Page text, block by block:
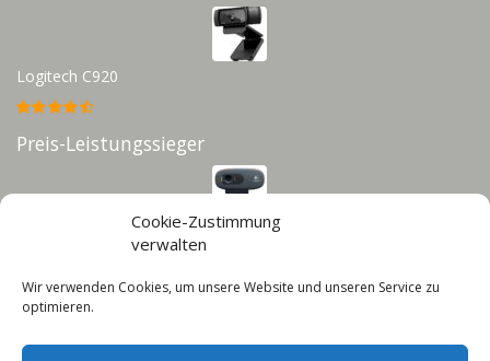
Cookie-Zustimmung
verwalten
Wir verwenden Cookies, um unsere Website und unseren Service zu
optimieren.
Logitech C920
Preis-Leistungssieger
Infos